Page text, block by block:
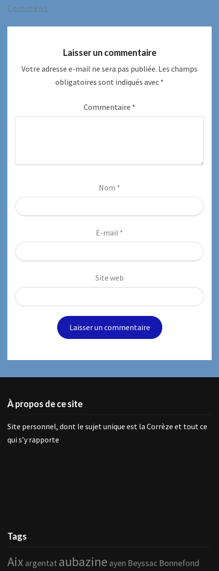
Comment .
Laisser un commentaire
Votre adresse e-mail ne sera pas publiée. Les champs
obligatoires sont indiqués avec *
Commentaire *
Nom *
E-mail *
Site web
À propos de ce site
Site personnel, dont le sujet unique est la Corrèze et tout ce
qui s’y rapporte
Tags
Aix argentat aubazine ayen Beyssac Bonnefond